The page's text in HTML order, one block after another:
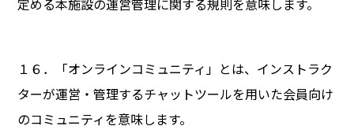
定める本施設の運営管理に関する規則を意味します。
１６．「オンラインコミュニティ」とは、インストラク
ターが運営・管理するチャットツールを用いた会員向け
のコミュニティを意味します。